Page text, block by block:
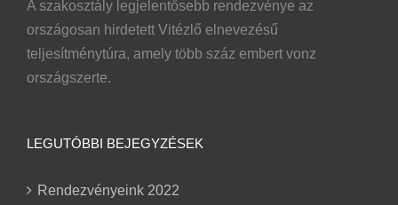
A szakosztály legjelentősebb rendezvénye az
országosan hirdetett Vitézlő elnevezésű
teljesítménytúra, amely több száz embert vonz
országszerte.
LEGUTÓBBI BEJEGYZÉSEK
Rendezvényeink 2022